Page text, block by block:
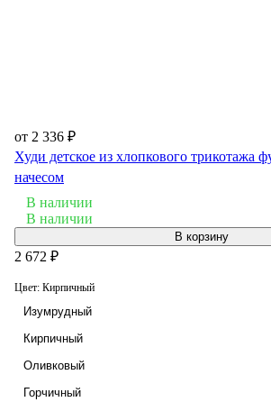
от 2 336 ₽
Худи детское из хлопкового трикотажа
начесом
В наличии
В наличии
В корзину
2 672 ₽
Цвет: Кирпичный
Изумрудный
Кирпичный
Оливковый
Горчичный